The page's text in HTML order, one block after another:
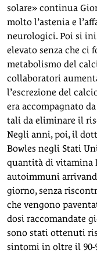
solare» continua
molto l’astenia e
neurologici. Poi si
elevato senza che ci
metabolismo del
collaboratori
l’escrezione del
era accompagnato
tali da eliminare il
Negli anni, poi, il
Bowles negli Stati
quantità di vitamina
autoimmuni
giorno, senza
che vengono
dosi raccomandate
sono stati ottenuti
sintomi in oltre il 90-